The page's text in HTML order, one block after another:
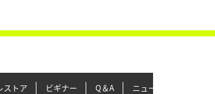
ストア ビギナー Q＆A ニュース＆トピックス